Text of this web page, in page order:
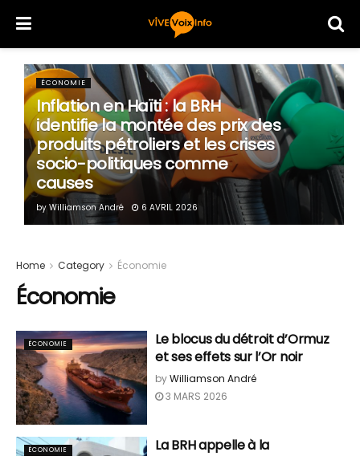
ÉCONOMIE
Inflation en Haïti : la BRH
identifie la montée des prix des
produits pétroliers et les crises
socio-politiques comme
causes
by Williamson André 6 AVRIL 2026
Home Category Économie
Économie
ÉCONOMIE
Le blocus du détroit d’Ormuz
et ses effets sur l’Or noir
byWilliamson André
3 MARS 2026
ÉCONOMIE
La BRH appelle à la